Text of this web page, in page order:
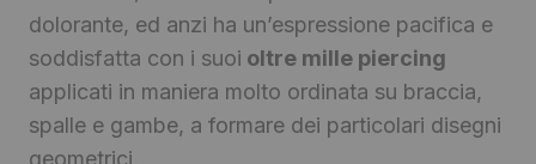
dolorante, ed anzi ha un’espressione pacifica e
soddisfatta con i suoi oltre mille piercing
applicati in maniera molto ordinata su braccia,
spalle e gambe, a formare dei particolari disegni
geometrici.